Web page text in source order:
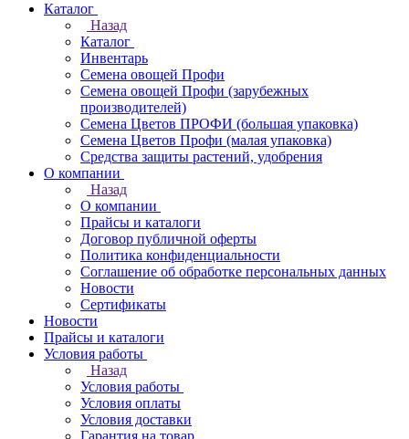
Каталог
Назад
Каталог
Инвентарь
Семена овощей Профи
Семена овощей Профи (зарубежных
производителей)
Семена Цветов ПРОФИ (большая упаковка)
Семена Цветов Профи (малая упаковка)
Средства защиты растений, удобрения
О компании
Назад
О компании
Прайсы и каталоги
Договор публичной оферты
Политика конфиденциальности
Соглашение об обработке персональных данных
Новости
Сертификаты
Новости
Прайсы и каталоги
Условия работы
Назад
Условия работы
Условия оплаты
Условия доставки
Гарантия на товар